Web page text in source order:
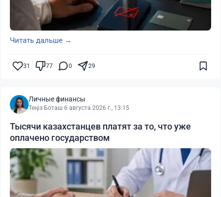
Читать дальше →
31 77 0 29
Личные финансы
Теңіз Боташ·6 августа 2026 г., 13:15
Тысячи казахстанцев платят за то, что уже
оплачено государством